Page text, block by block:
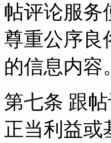
帖评论服务
尊重公序良
的信息内容
第七条 跟
正当利益或